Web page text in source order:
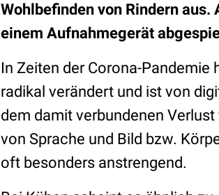
Wohlbefinden von Rindern
einem Aufnahmegerät
In Zeiten der Corona-
radikal verändert und ist von
dem damit verbundenen
von Sprache und Bild bzw.
oft besonders anstrengend.